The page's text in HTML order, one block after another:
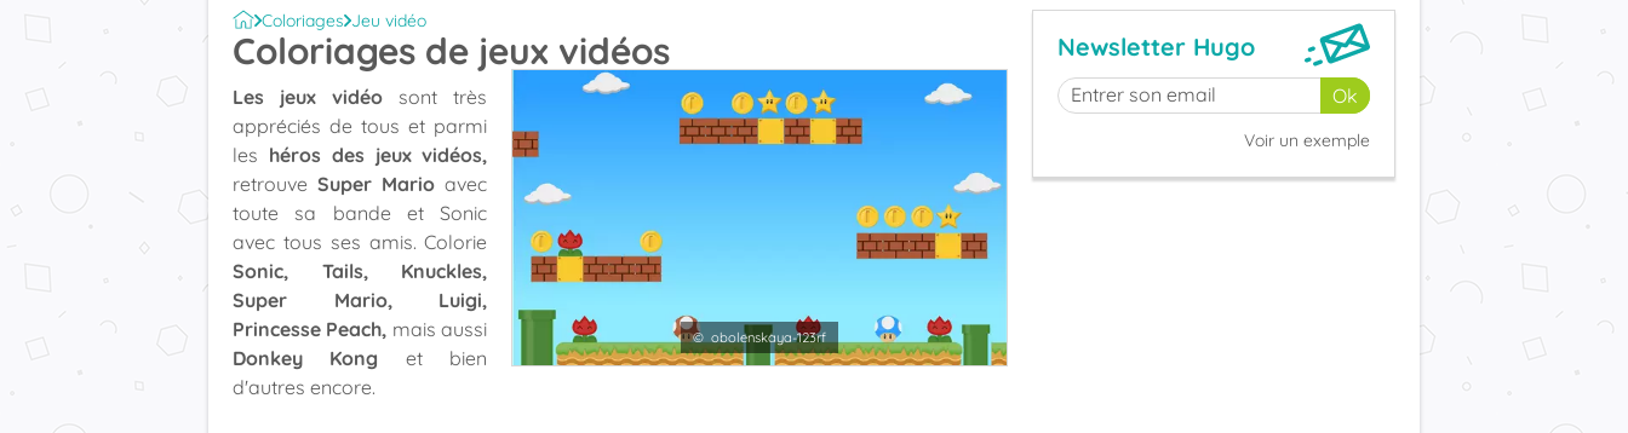
Coloriages Jeu vidéo
Coloriages de jeux vidéos
© obolenskaya-123rf
Les jeux vidéosont très
appréciés de tous et parmi
les héros des jeux vidéos,
retrouve Super Marioavec
toute sa bande et
Sonic
avec tous ses amis. Colorie
Sonic, Tails, Knuckles,
Super Mario, Luigi,
Princesse Peach, mais aussi
Donkey Kong et bien
d'autres encore.
Newsletter Hugo
Voir un exemple